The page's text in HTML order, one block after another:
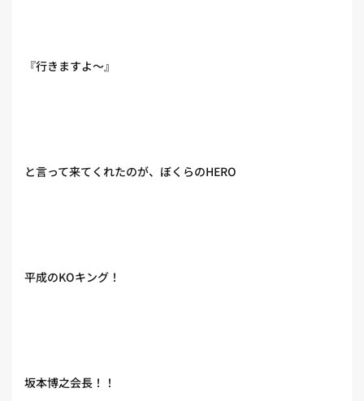
『行きますよ〜』
と言って来てくれたのが、ぼくらのHERO
平成のKOキング！
坂本博之会長！！